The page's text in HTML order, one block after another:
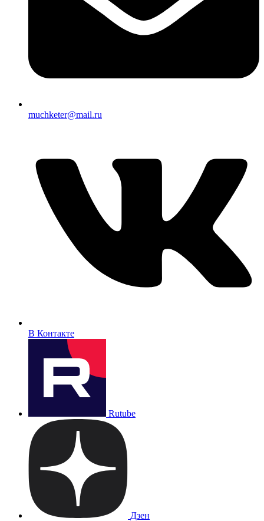
muchketer@mail.ru
В Контакте
Rutube
Дзен